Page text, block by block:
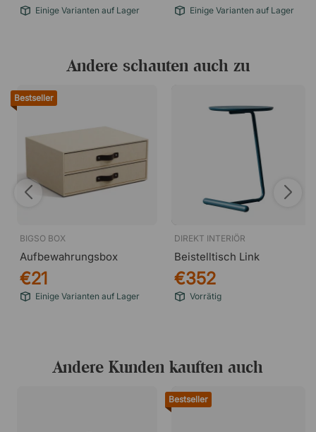
Einige Varianten auf Lager Einige Varianten auf Lager
Andere schauten auch zu
Bestseller
BIGSO BOX
Aufbewahrungsbox
€21
Einige Varianten auf Lager
DIREKT INTERIÖR
Beistelltisch Link
€352
Vorrätig
Andere Kunden kauften auch
Bestseller